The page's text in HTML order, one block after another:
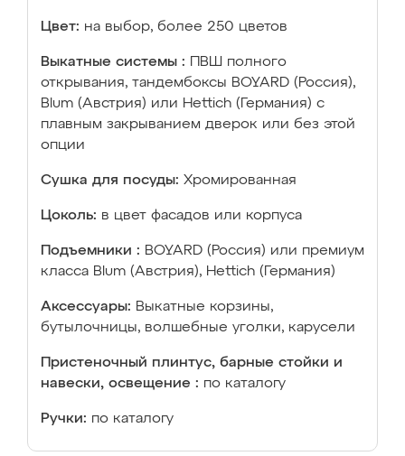
Цвет: на выбор, более 250 цветов
Выкатные системы :
ПВШ полного
открывания, тандембоксы BOYARD (Россия),
Blum (Австрия) или Hettich (Германия) с
плавным закрыванием дверок или без этой
опции
Сушка для посуды: Хромированная
Цоколь: в цвет фасадов или корпуса
Подъемники : BOYARD (Россия) или премиум
класса Blum (Австрия), Hettich (Германия)
Аксессуары: Выкатные корзины,
бутылочницы, волшебные уголки, карусели
Пристеночный плинтус, барные стойки и
навески, освещение : по каталогу
Ручки: по каталогу